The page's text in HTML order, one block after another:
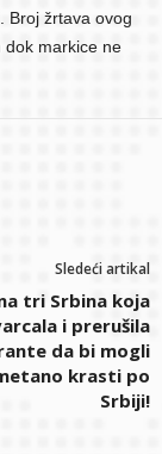
Broj žrtava ovog
dok markice ne
Sledeći artikal
tri Srbina koja
i prerušila
da bi mogli
krasti po
Srbiji!